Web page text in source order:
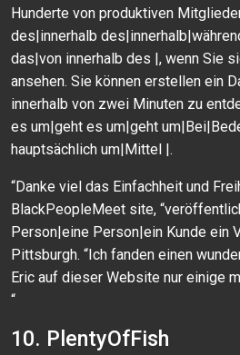
Hunderte von produktiven
des|innerhalb
das|von innerhalb des |, wenn Sie
ansehen. Sie können erstellen ein
innerhalb von zwei Minuten zu
es um|geht es um|geht
hauptsächlich um|Mittel |.
“Danke viel das Einfachheit und
BlackPeopleMeet site,
Person|eine Person|ein Kunde ein
Pittsburgh. “Ich fanden einen
Eric auf dieser Website nur einige
“
10. PlentyOfFish